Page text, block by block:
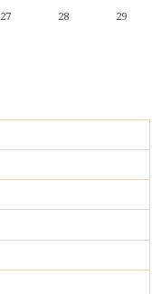
27 28
29